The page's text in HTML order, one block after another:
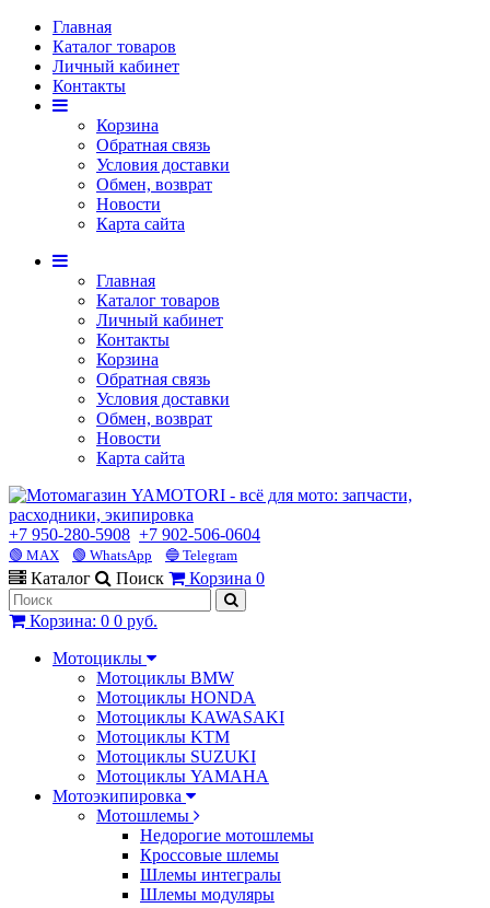
Главная
Каталог товаров
Личный кабинет
Контакты
Корзина
Обратная связь
Условия доставки
Обмен, возврат
Новости
Карта сайта
Главная
Каталог товаров
Личный кабинет
Контакты
Корзина
Обратная связь
Условия доставки
Обмен, возврат
Новости
Карта сайта
+7 950-280-5908 +7 902-506-0604
🟢 MAX 🟢 WhatsApp 🔵 Telegram
Каталог Поиск Корзина 0
Корзина: 0 0 руб.
Мотоциклы
Мотоциклы BMW
Мотоциклы HONDA
Мотоциклы KAWASAKI
Мотоциклы KTM
Мотоциклы SUZUKI
Мотоциклы YAMAHA
Мотоэкипировка
Мотошлемы
Недорогие мотошлемы
Кроссовые шлемы
Шлемы интегралы
Шлемы модуляры